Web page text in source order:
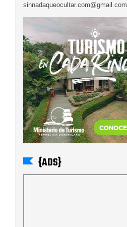
sinnadaqueocultar.com@gmail.com
{ADS}